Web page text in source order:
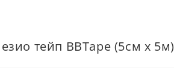
тейп BBTape (5см х 5м)